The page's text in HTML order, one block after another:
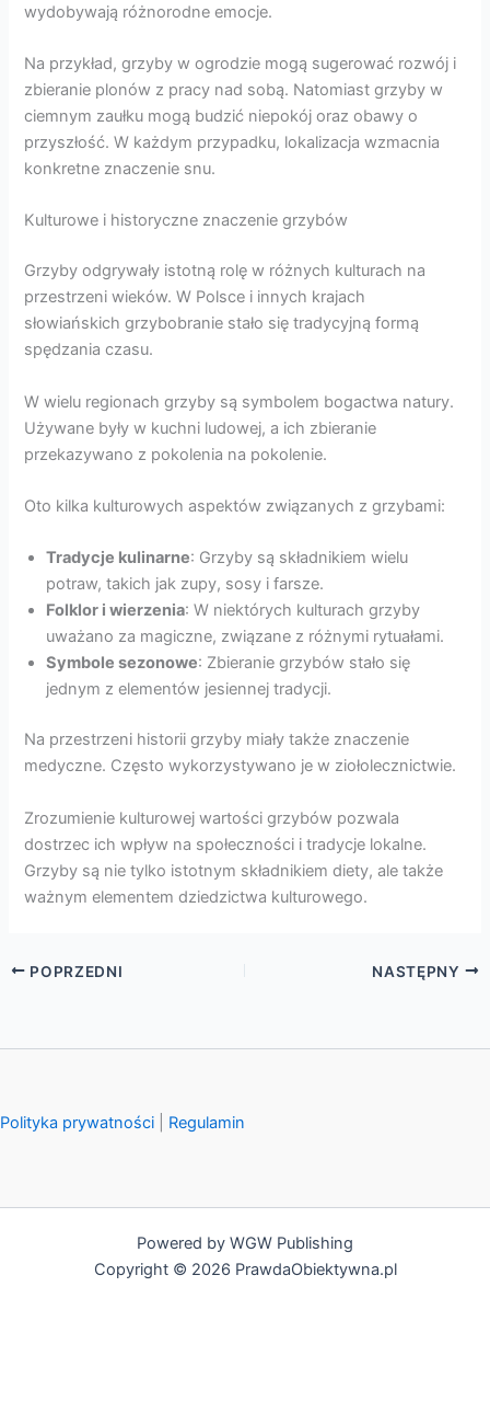
wydobywają różnorodne emocje.
Na przykład, grzyby w ogrodzie mogą sugerować rozwój i
zbieranie plonów z pracy nad sobą. Natomiast grzyby w
ciemnym zaułku mogą budzić niepokój oraz obawy o
przyszłość. W każdym przypadku, lokalizacja wzmacnia
konkretne znaczenie snu.
Kulturowe i historyczne znaczenie grzybów
Grzyby odgrywały istotną rolę w różnych kulturach na
przestrzeni wieków. W Polsce i innych krajach
słowiańskich grzybobranie stało się tradycyjną formą
spędzania czasu.
W wielu regionach grzyby są symbolem bogactwa natury.
Używane były w kuchni ludowej, a ich zbieranie
przekazywano z pokolenia na pokolenie.
Oto kilka kulturowych aspektów związanych z grzybami:
Tradycje kulinarne: Grzyby są składnikiem wielu
potraw, takich jak zupy, sosy i farsze.
Folklor i wierzenia: W niektórych kulturach grzyby
uważano za magiczne, związane z różnymi rytuałami.
Symbole sezonowe: Zbieranie grzybów stało się
jednym z elementów jesiennej tradycji.
Na przestrzeni historii grzyby miały także znaczenie
medyczne. Często wykorzystywano je w ziołolecznictwie.
Zrozumienie kulturowej wartości grzybów pozwala
dostrzec ich wpływ na społeczności i tradycje lokalne.
Grzyby są nie tylko istotnym składnikiem diety, ale także
ważnym elementem dziedzictwa kulturowego.
POPRZEDNI NASTĘPNY
Polityka prywatności Regulamin
Powered by WGW Publishing
Copyright © 2026 PrawdaObiektywna.pl